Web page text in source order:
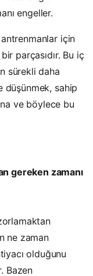
engeller.
için
parçasıdır. Bu iç
sürekli daha
düşünmek, sahip
ve böylece bu
gereken zamanı
ne zaman
olduğunu
Bazen